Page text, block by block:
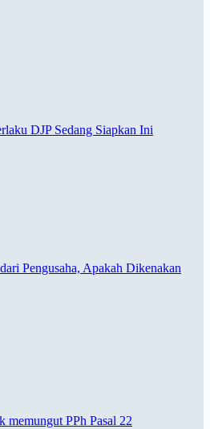
DJP Sedang Siapkan Ini
Pengusaha, Apakah Dikenakan
memungut PPh Pasal 22